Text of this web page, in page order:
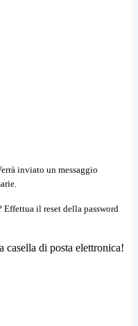
inviato un messaggio
Effettua il reset della password
casella di posta elettronica!